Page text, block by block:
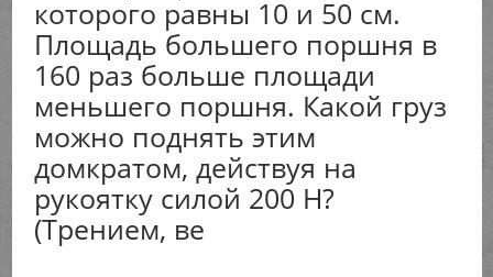
которого равны 10 и 50 см.
Площадь большего поршня в
160 раз больше площади
меньшего поршня. Какой груз
можно поднять этим
домкратом, действуя на
рукоятку силой 200 Н?
(Трением, ве